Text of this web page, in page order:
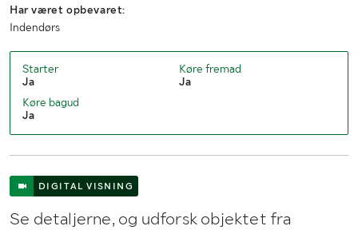
Har været opbevaret:
Indendørs
Starter
Ja
Køre fremad
Ja
Køre bagud
Ja
DIGITAL VISNING
Se detaljerne, og udforsk objektet fra